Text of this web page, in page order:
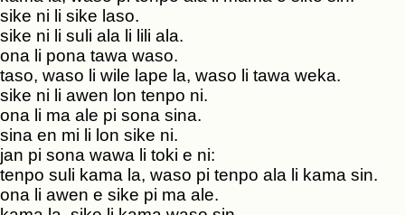
sike ni li sike laso.
sike ni li suli ala li lili ala.
ona li pona tawa waso.
taso, waso li wile lape la, waso li tawa weka.
sike ni li awen lon tenpo ni.
ona li ma ale pi sona sina.
sina en mi li lon sike ni.
jan pi sona wawa li toki e ni:
tenpo suli kama la, waso pi tenpo ala li kama sin.
ona li awen e sike pi ma ale.